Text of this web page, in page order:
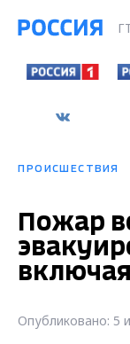
ПРОИСШЕСТВИЯ
Пожар
Опубликовано: 5